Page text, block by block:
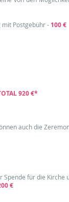
Postgebühr - 100 €
920 €*
auch die
für die Kirche
€